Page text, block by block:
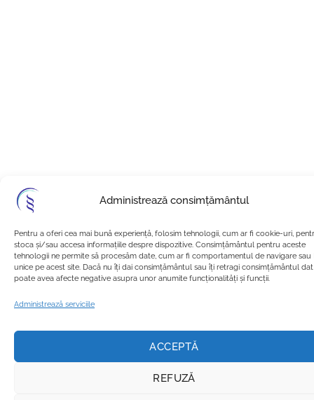
Administrează consimțământul
Pentru a oferi cea mai bună experiență, folosim tehnologii, cum ar fi cookie-uri,
stoca și/sau accesa informațiile despre dispozitive. Consimțământul pentru aceste
tehnologii ne permite să procesăm date, cum ar fi comportamentul de navigare sau
unice pe acest site. Dacă nu îți dai consimțământul sau îți retragi consimțământul dat
poate avea afecte negative asupra unor anumite funcționalități și funcții.
Administrează serviciile
ACCEPTĂ
REFUZĂ